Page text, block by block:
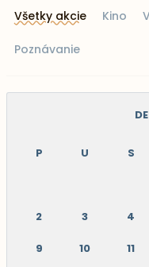
Všetky akcie Kino
Poznávanie
P U S
2 3 4
9 10 11